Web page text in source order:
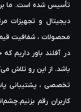
آنجایی که ورود
داده‌های بزرگ‌تر است،
تأسیس شده است. ما بر
دیجیتال و تجهیزات
محصولات ، شفافیت
در آفلند باور داریم
باشد. از این رو تلاش
تخصصی ، پشتیبانی
کاربران رقم